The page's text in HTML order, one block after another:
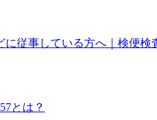
に従事している方へ｜検便検
とは？